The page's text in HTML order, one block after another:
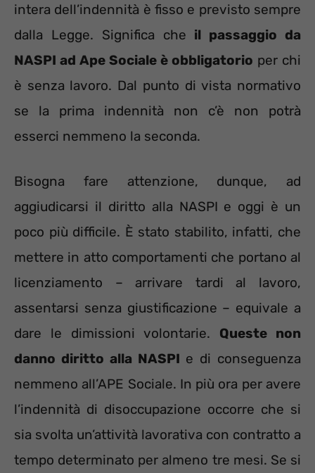
intera dell’indennità è fisso e previsto sempre
dalla Legge. Significa che il passaggio da
NASPI ad Ape Sociale è obbligatorio per chi
è senza lavoro. Dal punto di vista normativo
se la prima indennità non c’è non potrà
esserci nemmeno la seconda.
Bisogna fare attenzione, dunque, ad
aggiudicarsi il diritto alla NASPI e oggi è un
poco più difficile. È stato stabilito, infatti, che
mettere in atto comportamenti che portano al
licenziamento – arrivare tardi al lavoro,
assentarsi senza giustificazione – equivale a
dare le dimissioni volontarie. Queste non
danno diritto alla NASPI e di conseguenza
nemmeno all’APE Sociale. In più ora per avere
l’indennità di disoccupazione occorre che si
sia svolta un’attività lavorativa con contratto a
tempo determinato per almeno tre mesi. Se si